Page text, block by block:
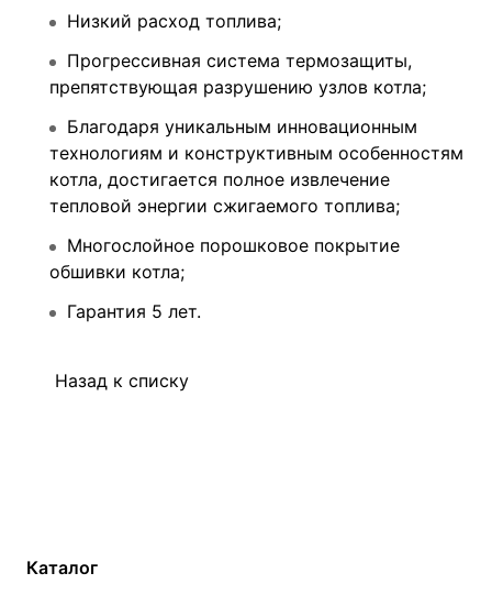
Низкий расход топлива;
Прогрессивная система термозащиты,
препятствующая разрушению узлов котла;
Благодаря уникальным инновационным
технологиям и конструктивным особенностям
котла, достигается полное извлечение
тепловой энергии сжигаемого топлива;
Многослойное порошковое покрытие
обшивки котла;
Гарантия 5 лет.
Назад к списку
Каталог